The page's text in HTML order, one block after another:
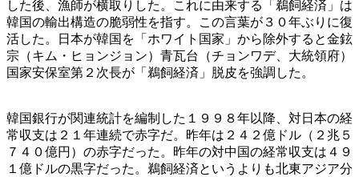
した後、漁師が横取りした。これに由来する「鵜飼経済」は
韓国の輸出構造の脆弱性を指す。この言葉が３０年ぶりに復
活した。日本が韓国を「ホワイト国家」から除外すると金鉉
宗（キム・ヒョンジョン）青瓦台（チョンワデ、大統領府）
国家安保室第２次長が「鵜飼経済」脱皮を強調した。
韓国銀行が関連統計を編制した１９９８年以降、対日本の経
常収支は２１年連続で赤字だ。昨年は２４２億ドル（２兆５
７４０億円）の赤字だった。昨年の対中国の経常収支は４９
１億ドルの黒字だった。鵜飼経済というよりも北東アジア分